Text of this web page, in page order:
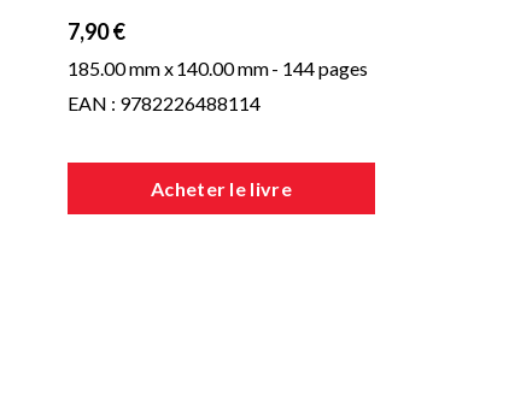
7,90 €
185.00 mm x140.00 mm- 144 pages
EAN : 9782226488114
Acheter le livre